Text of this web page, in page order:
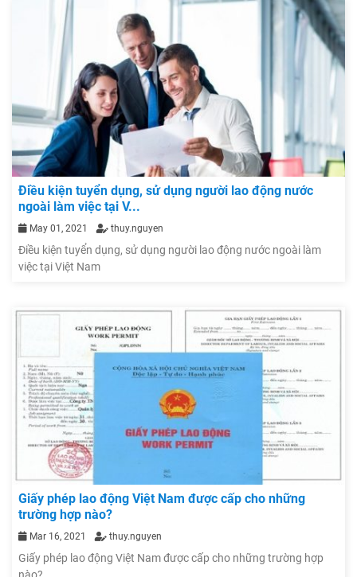
Điều kiện tuyển dụng, sử dụng người lao động nước
ngoài làm việc tại V...
May 01, 2021 thuy.nguyen
Điều kiện tuyển dụng, sử dụng người lao động nước ngoài làm
việc tại Việt Nam
Giấy phép lao động Việt Nam được cấp cho những
trường hợp nào?
Mar 16, 2021 thuy.nguyen
Giấy phép lao động Việt Nam được cấp cho những trường hợp